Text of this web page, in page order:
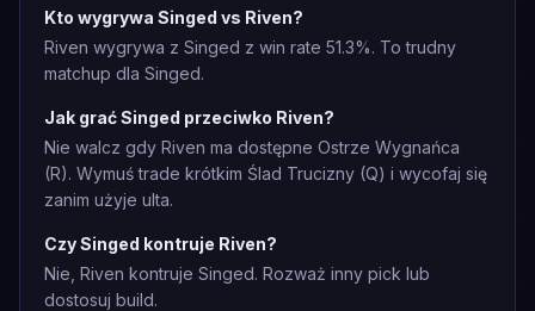
Kto wygrywa Singed vs Riven?
Riven wygrywa z Singed z win rate 51.3%. To trudny
matchup dla Singed.
Jak grać Singed przeciwko Riven?
Nie walcz gdy Riven ma dostępne Ostrze Wygnańca
(R). Wymuś trade krótkim Ślad Trucizny (Q) i wycofaj się
zanim użyje ulta.
Czy Singed kontruje Riven?
Nie, Riven kontruje Singed. Rozważ inny pick lub
dostosuj build.